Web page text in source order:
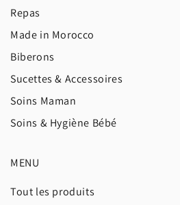
Repas
Made in Morocco
Biberons
Sucettes & Accessoires
Soins Maman
Soins & Hygiène Bébé
MENU
Tout les produits